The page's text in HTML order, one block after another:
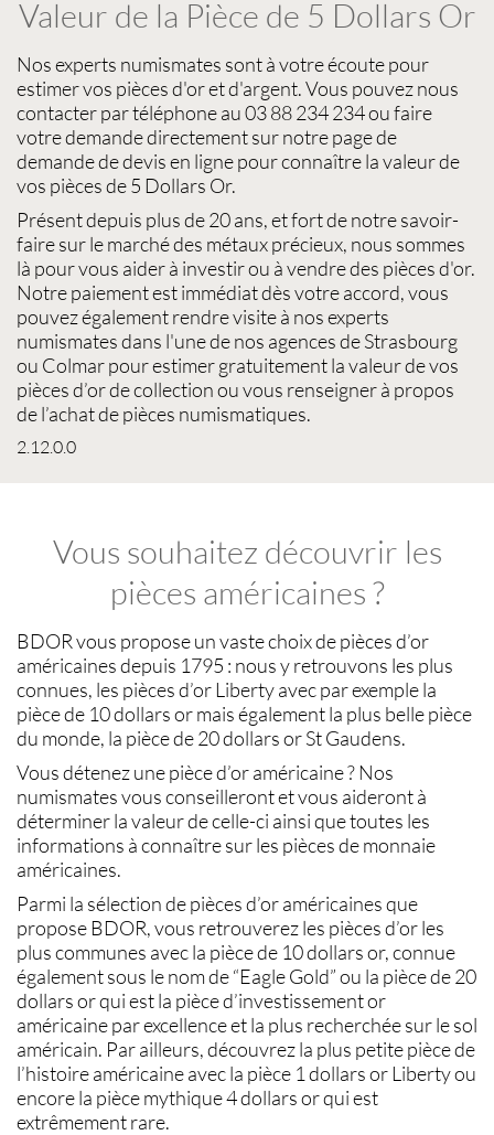
Valeur de la Pièce de 5 Dollars Or
Nos experts numismates sont à votre écoute pour
estimer vos pièces d'or et d'argent. Vous pouvez nous
contacter par téléphone au 03 88 234 234 ou faire
votre demande directement sur notre page de
demande de devis en ligne pour connaître lavaleur de
vos pièces de 5 Dollars Or.
Présent depuis plus de 20 ans, et fort de notre savoir-
faire sur lemarché des métaux précieux, nous sommes
là pour vous aider à investir ou àvendre des pièces d'or.
Notre paiement est immédiat dès votre accord, vous
pouvez également rendre visite à nos experts
numismatesdans l'une de nos agences deStrasbourg
ou Colmarpour estimer gratuitement lavaleur de vos
pièces d’or de collectionou vous renseigner à propos
de l’achat de pièces numismatiques.
2.12.0.0
Vous souhaitez découvrir les
pièces américaines ?
BDOR vous propose un vaste choix depièces d’or
américainesdepuis 1795 : nous y retrouvons les plus
connues, les pièces d’or Libertyavec par exemple la
pièce de 10 dollars ormais également la plus belle pièce
du monde, la pièce de 20 dollars orSt Gaudens.
Vous détenez unepièce d’or américaine? Nos
numismatesvous conseilleront et vous aideront à
déterminer la valeur de celle-ci ainsi que toutes les
informations à connaître sur les pièces de monnaie
américaines.
Parmi la sélection depièces d’or américainesque
propose BDOR, vous retrouverez les pièces d’orles
plus communes avec la pièce de 10 dollars or, connue
également sous le nom de “Eagle Gold” ou la pièce de 20
dollars orqui est la pièce d’investissement or
américaine par excellence et la plus recherchée sur le sol
américain. Par ailleurs, découvrez la plus petite pièce de
l’histoire américaine avec la pièce 1 dollars or Libertyou
encore la pièce mythique 4 dollars or qui est
extrêmement rare.